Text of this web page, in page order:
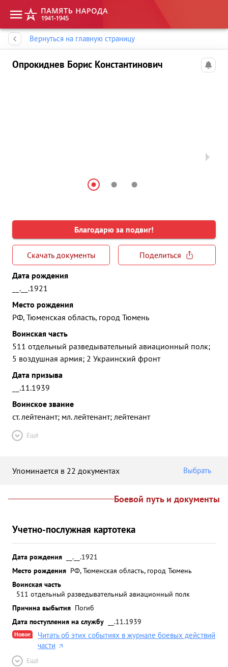
Вернуться на главную страницу
Опрокиднев Борис Константинович
Благодарю за подвиг!
Скачать документы
Поделиться
Дата рождения
__.__.1921
Место рождения
РФ, Тюменская область, город Тюмень
Воинская часть
511 отдельный разведывательный авиационный полк;
5 воздушная армия; 2 Украинский фронт
Дата призыва
__.11.1939
Воинское звание
ст. лейтенант; мл. лейтенант; лейтенант
Ещё
Упоминается в 22 документах Выбрать
Боевой путь и документы
Учетно-послужная картотека
Дата рождения
__.__.1921
Место рождения РФ, Тюменская область, город Тюмень
Воинская часть
511 отдельный разведывательный авиационный полк
Причина выбытия Погиб
Дата поступления на службу
__.11.1939
Новое
Читать об этих событиях в журнале боевых действий
части
Ещё
Память народа